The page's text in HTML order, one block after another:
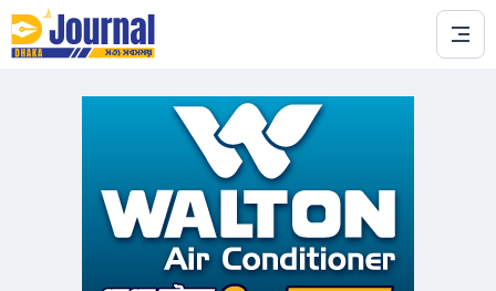
Skip to main content